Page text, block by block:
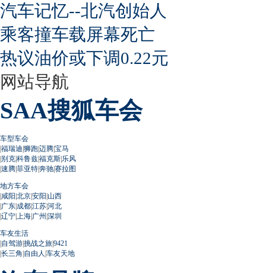
汽车记忆--北汽创始人
乘客撞车载屏幕死亡
热议油价或下调0.22元
网站导航
SAA搜狐车会
车型车会
|福瑞迪|狮跑|迈腾|宝马
|别克|科鲁兹|福克斯|乐风
|速腾|菲亚特|奔驰|赛拉图
地方车会
|咸阳|北京|安阳|山西
|广东|成都|江苏|河北
|辽宁| 上海|广州 |深圳
车友生活
|自驾游|挑战之旅|9421
|长三角 |自由人 |车友天地